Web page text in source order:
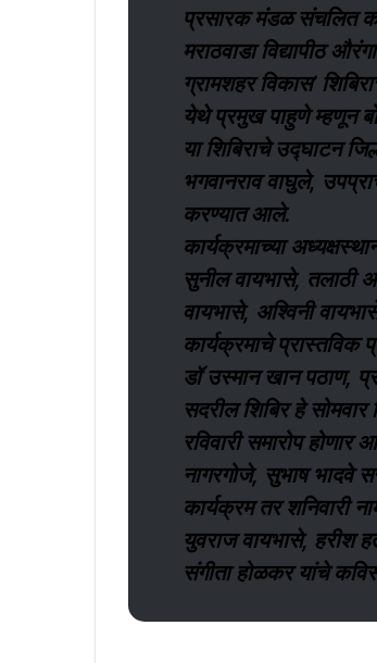
प्रसारक मंडळ संचलित
मराठवाडा विद्यापीठ
ग्रामशहर विकास’
येथे प्रमुख पाहुणे म्हणून
या शिबिराचे उद्घाटन
भगवानराव वाघुले,
करण्यात आले.
कार्यक्रमाच्या
सुनील वायभासे,
वायभासे, अश्विनी
कार्यक्रमाचे प्रास्तविक
डॉ उस्मान खान पठाण,
सदरील शिबिर हे
रविवारी समारोप
नागरगोजे, सुभाष भादवे
कार्यक्रम तर शनिवारी
युवराज वायभासे,
संगीता होळकर यांचे